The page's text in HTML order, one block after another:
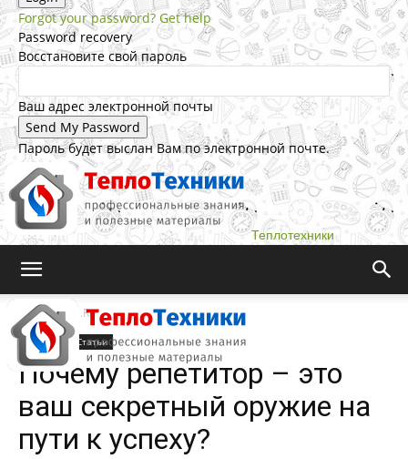
Forgot your password? Get help
Password recovery
Восстановите свой пароль
Ваш адрес электронной почты
Пароль будет выслан Вам по электронной почте.
Теплотехники
Teplotehniki.Ru
Новости Статьи
Почему репетитор – это
ваш секретный оружие на
пути к успеху?